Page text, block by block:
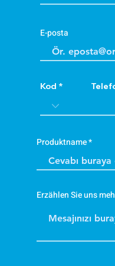
E-posta
Kod
Produktname
Erzählen Sie uns